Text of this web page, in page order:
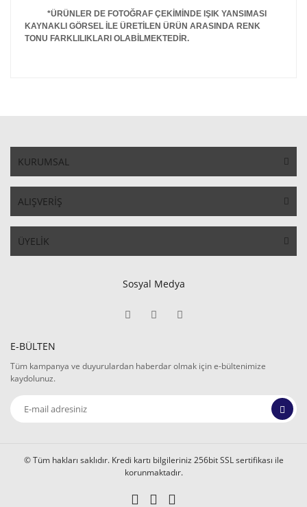
*ÜRÜNLER DE FOTOĞRAF ÇEKİMİNDE IŞIK YANSIMASI
KAYNAKLI GÖRSEL İLE ÜRETİLEN ÜRÜN ARASINDA RENK
TONU FARKLILIKLARI OLABİLMEKTEDİR.
KURUMSAL
ALIŞVERİŞ
ÜYELİK
Sosyal Medya
E-BÜLTEN
Tüm kampanya ve duyurulardan haberdar olmak için e-bültenimize
kaydolunuz.
© Tüm hakları saklıdır. Kredi kartı bilgileriniz 256bit SSL sertifikası ile
korunmaktadır.